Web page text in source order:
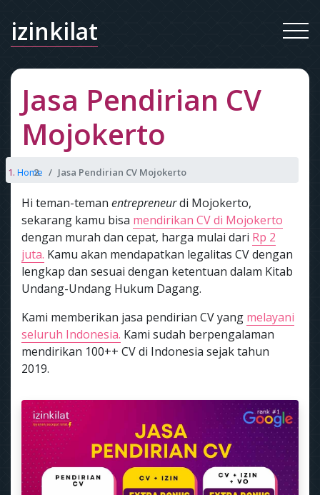
izinkilat
Jasa Pendirian CV
Mojokerto
Home Jasa Pendirian CV Mojokerto
Hi teman-teman entrepreneurdi Mojokerto,
sekarang kamu bisa mendirikan CV di Mojokerto
dengan murah dan cepat, harga mulai dari Rp 2
juta. Kamu akan mendapatkan legalitas CV dengan
lengkap dan sesuai dengan ketentuan dalam Kitab
Undang-Undang Hukum Dagang.
Kami memberikan jasa pendirian CV yang melayani
seluruh Indonesia. Kami sudah berpengalaman
mendirikan 100++ CV di Indonesia sejak tahun
2019.